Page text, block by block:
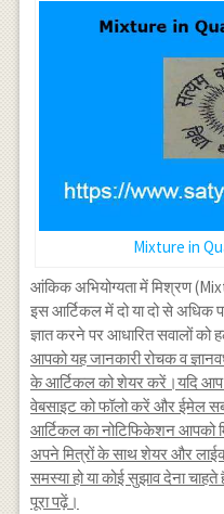
Mixture in
आंकिक अभियोग्यता में मिश्रण
इस आर्टिकल में दो या दो से अधिक
ज्ञात करने पर आधारित सवालों
आपको यह जानकारी रोचक व
के आर्टिकल को शेयर करें।यदि आप
वेबसाइट को फॉलो करें और ईमेल
आर्टिकल का नोटिफिकेशन आपको
अपने मित्रों के साथ शेयर और
समस्या हो या कोई सुझाव देना
पूरा पढ़ें।